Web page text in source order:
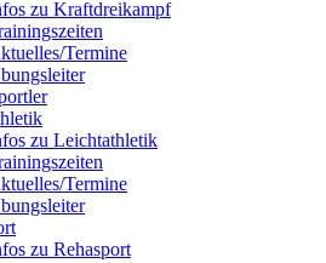
zu Kraftdreikampf
Termine
zu Leichtathletik
Termine
zu Rehasport